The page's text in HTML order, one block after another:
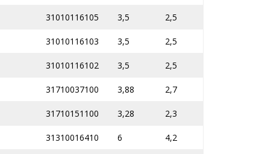
31010116105 3,5 2,5
31010116103 3,5 2,5
31010116102 3,5 2,5
31710037100 3,88 2,7
31710151100 3,28 2,3
31310016410 6 4,2